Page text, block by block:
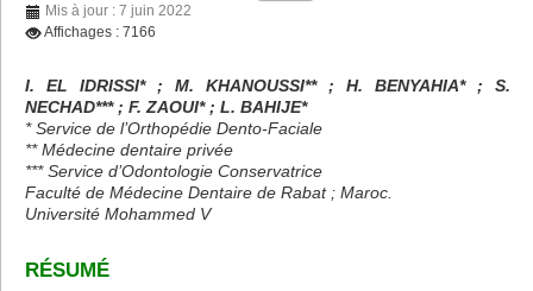
Mis à jour : 7 juin 2022
Affichages : 7166
I. EL IDRISSI* ; M. KHANOUSSI** ; H. BENYAHIA* ; S.
NECHAD*** ; F. ZAOUI* ; L. BAHIJE*
* Service de l’Orthopédie Dento-Faciale
** Médecine dentaire privée
*** Service d’Odontologie Conservatrice
Faculté de Médecine Dentaire de Rabat ; Maroc.
Université Mohammed V
RÉSUMÉ